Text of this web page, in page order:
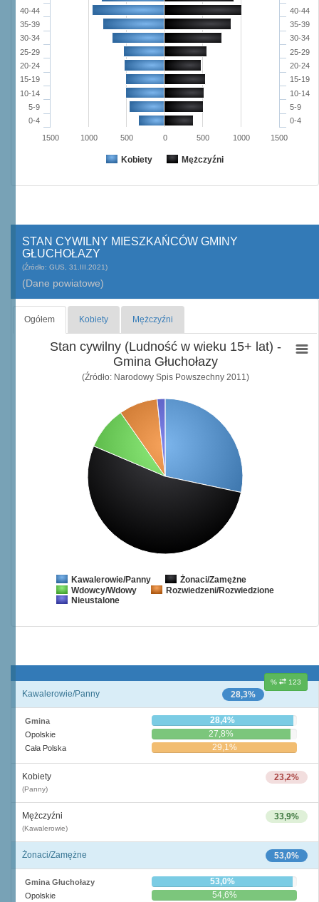
Kobiety Mężczyźni
0-4
5-9
10-14
15-19
20-24
25-29
30-34
35-39
40-44
0-4
5-9
10-14
15-19
20-24
25-29
30-34
35-39
40-44
1000 500 0 500 1000
1500 1500
STAN CYWILNY MIESZKAŃCÓW GMINY
GŁUCHOŁAZY
(Źródło: GUS, 31.III.2021)
(Dane powiatowe)
Ogółem Kobiety Mężczyźni
Stan cywilny (Ludność w wieku 15+ lat) -
Gmina Głuchołazy
(Źródło: Narodowy Spis Powszechny 2011)
Kawalerowie/Panny Żonaci/Zamężne
Wdowcy/Wdowy
Rozwiedzeni/Rozwiedzione
Nieustalone
% 123
28,3%
Kawalerowie/Panny
Gmina 28,4%
Opolskie 27,8%
Cała Polska 29,1%
23,2%
Kobiety
(Panny)
33,9%
Mężczyźni
(Kawalerowie)
53,0%
Żonaci/Zamężne
Gmina Głuchołazy 53,0%
Opolskie 54,6%